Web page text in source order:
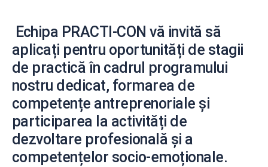
Echipa PRACTI-CON vă invită să
aplicați pentru oportunități de stagii
de practicăîn cadrul programului
nostru dedicat, formarea de
competențe antreprenoriale și
participarea la activități de
dezvoltare profesională și a
competențelor socio-emoționale.